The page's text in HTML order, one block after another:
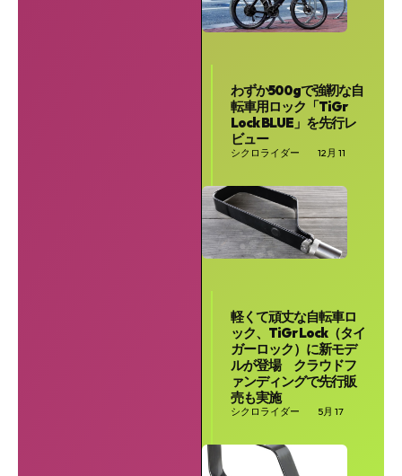
わずか500gで強靭な自
転車用ロック「TiGr
Lock BLUE」を先行レ
ビュー
シクロライダー 12月 11
軽くて頑丈な自転車ロ
ック、TiGr Lock（タイ
ガーロック）に新モデ
ルが登場 クラウドフ
ァンディングで先行販
売も実施
シクロライダー 5月 17